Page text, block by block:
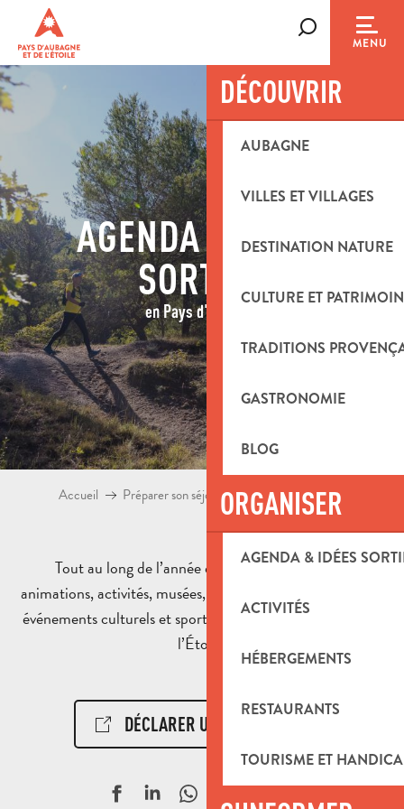
contenu
principal
MENU
DÉCOUVRIR
AUBAGNE
VILLES ET VILLAGES
DESTINATION NATURE
CULTURE ET
TRADITIONS
GASTRONOMIE
BLOG
ORGANISER
AGENDA & IDÉES
ACTIVITÉS
HÉBERGEMENTS
RESTAURANTS
TOURISME ET
AGENDA & IDÉES
SORTIES
en Pays d'Aubagne
Accueil Préparer son séjour Agenda & Idées sorties
Tout au long de l’année découvrez l’agenda des
animations, activités, musées, expositions, manifestations,
événements culturels et sportifs en Pays d’Aubagne et de
l’Étoile.
DÉCLARER UN ÉVÉNEMENT !
Ajouter aux